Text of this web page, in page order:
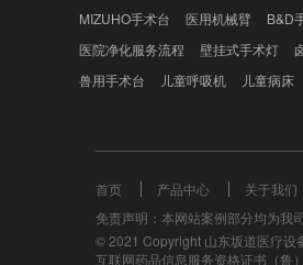
MIZUHO手术台
医用机械臂 B&D
医院净化服务流程
壁挂式手术灯
兽用手术台
儿童呼吸机 儿童病床
首页 产品中心 关于我们
免责声明：本网站案例部分均为我
© 2021 Copyright 山东坂道医疗设
互联网药品信息服务资格证书（鲁